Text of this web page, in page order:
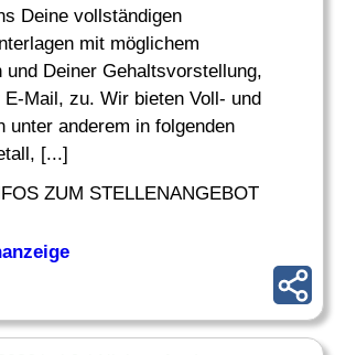
Deine vollständigen
mit möglichem
und Deiner Gehaltsvorstellung,
E-Mail, zu. Wir bieten Voll- und
unter anderem in folgenden
[...]
ZUM STELLENANGEBOT